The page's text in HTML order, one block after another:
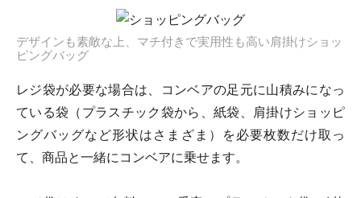
デザインも素敵な上、マチ付きで実用性も高い肩掛けショッ
ピングバッグ
レジ袋が必要な場合は、コンベアの足元に山積みになっ
ている袋（プラスチック袋から、紙袋、肩掛けショッピ
ングバッグなど形状はさまざま）を必要枚数だけ取っ
て、商品と一緒にコンベアに乗せます。